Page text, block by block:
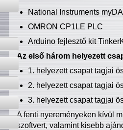
National Instruments
OMRON CP1LE PLC
Arduino fejlesztő kit
Az első három helyezett
1. helyezett csapat tagjai
2. helyezett csapat tagjai
3. helyezett csapat tagjai
A fenti nyereményeken kívül
szoftvert, valamint kisebb